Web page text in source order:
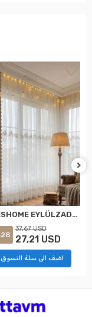
NİVEMESHOME EYLÜLZADE GOLD DETAY 1/3 PİLELİ TÜL PERDE APM
37,67 USD
27,21 USD
اضف الى سلة التسوق